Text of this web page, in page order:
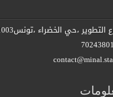
التطوير ،حي الخضراء ،تونس1003